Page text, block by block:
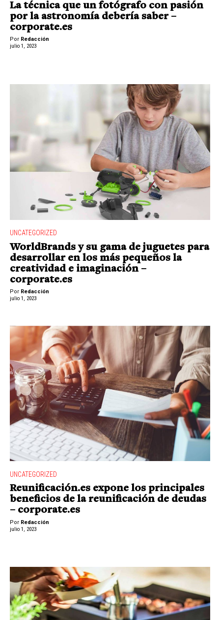
La técnica que un fotógrafo con pasión
por la astronomía debería saber –
corporate.es
Por Redacción
julio 1, 2023
UNCATEGORIZED
WorldBrands y su gama de juguetes para
desarrollar en los más pequeños la
creatividad e imaginación –
corporate.es
Por Redacción
julio 1, 2023
UNCATEGORIZED
Reunificación.es expone los principales
beneficios de la reunificación de deudas
– corporate.es
Por Redacción
julio 1, 2023